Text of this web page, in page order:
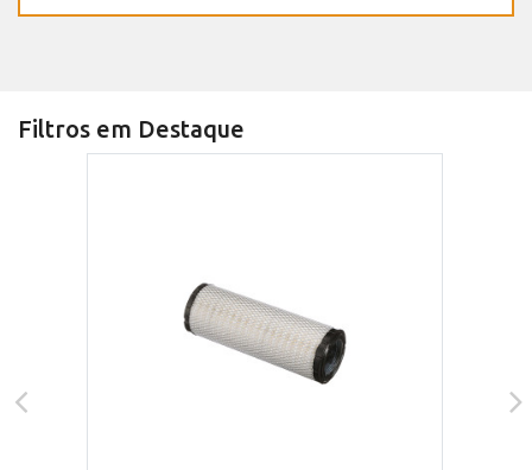
Filtros em Destaque